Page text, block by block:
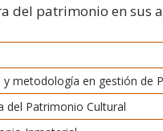
del patrimonio en sus
y metodología en gestión de
del Patrimonio Cultural